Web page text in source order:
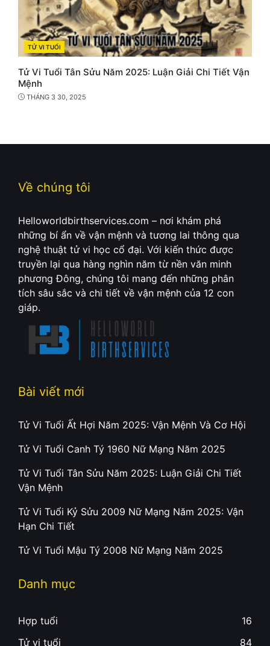
CATEGORIES
TỬ VI TUỔI
Tử Vi Tuổi Tân Sửu Năm 2025: Luận Giải Chi Tiết Vận
Mệnh
THÁNG 3 30, 2025
Về chúng tôi
Helloworldbirthservices.com – nơi khám phá
những bí ẩn về vận mệnh và tương lai thông qua
nghệ thuật tử vi học cổ đại. Với kiến thức được
truyền lại qua hàng nghìn năm từ nền văn minh
phương Đông, chúng tôi mang đến những phân
tích sâu sắc và chi tiết về vận mệnh của 12 con
giáp.
Bài viết mới
Tử Vi Tuổi Ất Hợi Năm 2025: Vận Mệnh Và Cơ Hội
Tử Vi Tuổi Canh Tý 1960 Nữ Mạng Năm 2025
Tử Vi Tuổi Tân Sửu Năm 2025: Luận Giải Chi Tiết
Vận Mệnh
Tử Vi Tuổi Kỷ Sửu 2009 Nữ Mạng Năm 2025: Vận
Hạn Chi Tiết
Tử Vi Tuổi Mậu Tý 2008 Nữ Mạng Năm 2025
Danh mục
Hợp tuổi
16
Tử vi tuổi
84